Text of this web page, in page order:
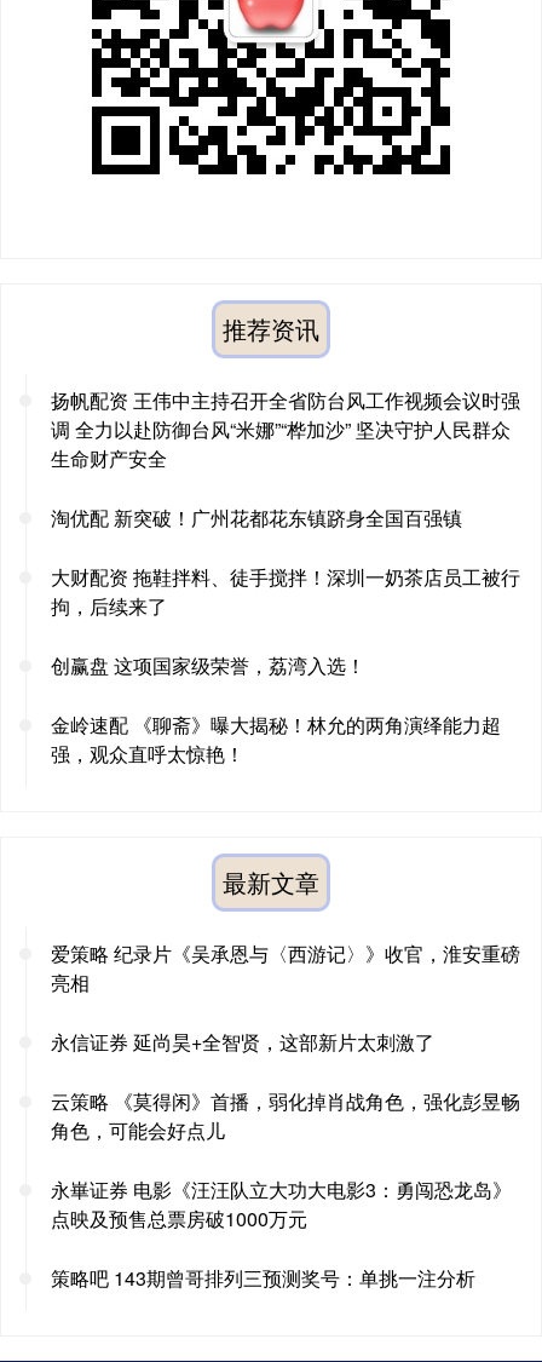
推荐资讯
扬帆配资 王伟中主持召开全省防台风工作视频会议时强
调 全力以赴防御台风“米娜”“桦加沙” 坚决守护人民群众
生命财产安全
淘优配 新突破！广州花都花东镇跻身全国百强镇
大财配资 拖鞋拌料、徒手搅拌！深圳一奶茶店员工被行
拘，后续来了
创赢盘 这项国家级荣誉，荔湾入选！
金岭速配 《聊斋》曝大揭秘！林允的两角演绎能力超
强，观众直呼太惊艳！
最新文章
爱策略 纪录片《吴承恩与〈西游记〉》收官，淮安重磅
亮相
永信证券 延尚昊+全智贤，这部新片太刺激了
云策略 《莫得闲》首播，弱化掉肖战角色，强化彭昱畅
角色，可能会好点儿
永崋证券 电影《汪汪队立大功大电影3：勇闯恐龙岛》
点映及预售总票房破1000万元
策略吧 143期曾哥排列三预测奖号：单挑一注分析